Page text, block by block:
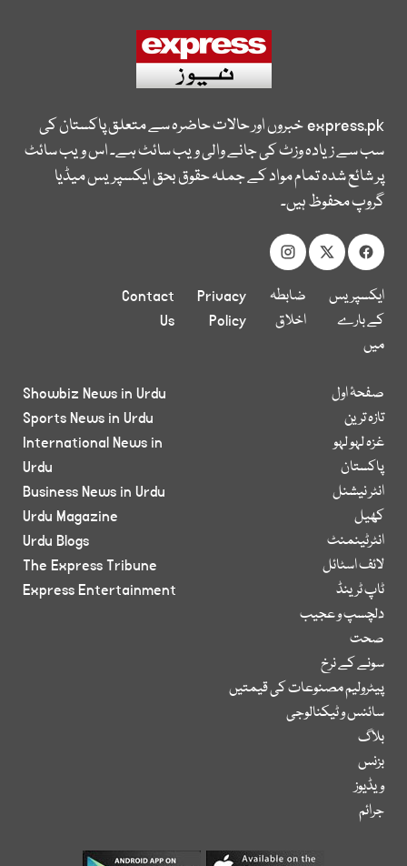
express.pkخبروں اور حالات حاضرہ سے متعلق پاکستان کی
سب سے زیادہ وزٹ کی جانے والی ویب سائٹ ہے۔ اس ویب سائٹ
پر شائع شدہ تمام مواد کے جملہ حقوق بحق ایکسپریس میڈیا
گروپ محفوظ ہیں۔
ایکسپریس
کے بارے
میں
ضابطہ
اخلاق
Privacy
Policy
Contact
Us
صفحۂ اول
تازہ ترین
غزہ لہو لہو
پاکستان
انٹر نیشنل
کھیل
انٹرٹینمنٹ
لائف اسٹائل
ٹاپ ٹرینڈ
دلچسپ و عجیب
صحت
سونے کے نرخ
پیٹرولیم مصنوعات کی قیمتیں
سائنس و ٹیکنالوجی
بلاگ
بزنس
ویڈیوز
جرائم
Showbiz News in Urdu
Sports News in Urdu
International News in
Urdu
Business News in Urdu
Urdu Magazine
Urdu Blogs
The Express Tribune
Express Entertainment